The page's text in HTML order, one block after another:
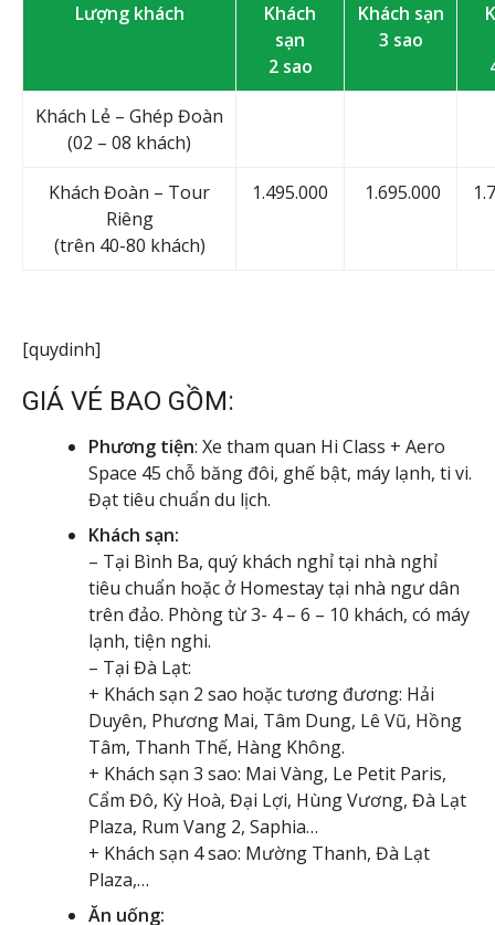
Lượng khách
Khách
sạn
2 sao
Khách sạn
3 sao
Khách Lẻ – Ghép Đoàn
(02 – 08 khách)
Khách Đoàn – Tour
Riêng
(trên 40-80 khách)
1.495.000 1.695.000
[quydinh]
GIÁ VÉ BAO GỒM:
Phương tiện: Xe tham quan Hi Class + Aero
Space 45 chỗ băng đôi, ghế bật, máy lạnh, ti vi.
Đạt tiêu chuẩn du lịch.
Khách sạn:
– Tại Bình Ba, quý khách nghỉ tại nhà nghỉ
tiêu chuẩn hoặc ở Homestay tại nhà ngư dân
trên đảo. Phòng từ 3- 4 – 6 – 10 khách, có máy
lạnh, tiện nghi.
– Tại Đà Lạt:
+ Khách sạn 2 sao hoặc tương đương: Hải
Duyên, Phương Mai, Tâm Dung, Lê Vũ, Hồng
Tâm, Thanh Thế, Hàng Không.
+ Khách sạn 3 sao: Mai Vàng, Le Petit Paris,
Cẩm Đô, Kỳ Hoà, Đại Lợi, Hùng Vương, Đà Lạt
Plaza, Rum Vang 2, Saphia…
+ Khách sạn 4 sao: Mường Thanh, Đà Lạt
Plaza,…
Ăn uống: